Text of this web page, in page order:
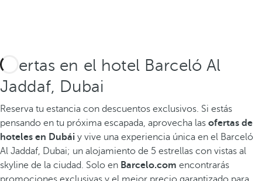
Ofertas en el hotel Barceló Al
Jaddaf, Dubai
Reserva tu estancia con descuentos exclusivos. Si estás
pensando en tu próxima escapada, aprovecha las ofertas de
hoteles en Dubái y vive una experiencia única en el Barceló
Al Jaddaf, Dubai; un alojamiento de 5 estrellas con vistas al
skyline de la ciudad. Solo en Barcelo.com encontrarás